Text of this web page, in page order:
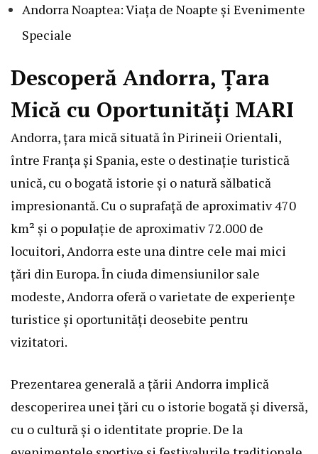
Andorra Noaptea: Viața de Noapte și Evenimente
Speciale
Descoperă Andorra, Țara
Mică cu Oportunități MARI
Andorra, țara mică situată în Pirineii Orientali,
între Franța și Spania, este o destinație turistică
unică, cu o bogată istorie și o natură sălbatică
impresionantă. Cu o suprafață de aproximativ 470
km² și o populație de aproximativ 72.000 de
locuitori, Andorra este una dintre cele mai mici
țări din Europa. În ciuda dimensiunilor sale
modeste, Andorra oferă o varietate de experiențe
turistice și oportunități deosebite pentru
vizitatori.
Prezentarea generală a țării Andorra implică
descoperirea unei țări cu o istorie bogată și diversă,
cu o cultură și o identitate proprie. De la